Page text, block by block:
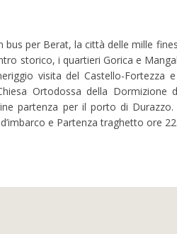
bus per Berat, la città delle mille
storico, i quartieri Gorica e
visita del Castello-Fortezza
Ortodossa della Dormizione
partenza per il porto di
e Partenza traghetto ore